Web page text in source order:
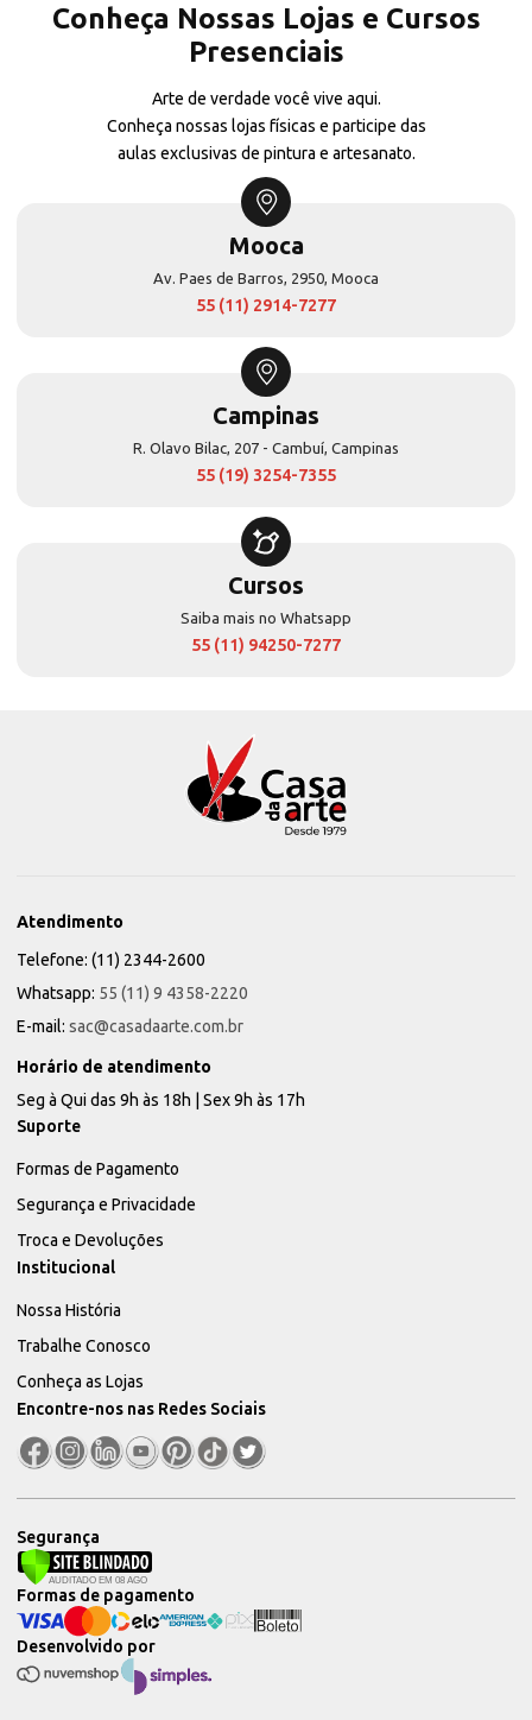
Conheça Nossas Lojas e Cursos
Presenciais
Arte de verdade você vive aqui.
Conheça nossas lojas físicas e participe das
aulas exclusivas de pintura e artesanato.
Mooca
Av. Paes de Barros, 2950, Mooca
55 (11) 2914-7277
Campinas
R. Olavo Bilac, 207 - Cambuí, Campinas
55 (19) 3254-7355
Cursos
Saiba mais no Whatsapp
55 (11) 94250-7277
Atendimento
Telefone: (11) 2344-2600
Whatsapp: 55 (11) 9 4358-2220
E-mail: sac@casadaarte.com.br
Horário de atendimento
Seg à Qui das 9h às 18h | Sex 9h às 17h
Suporte
Formas de Pagamento
Segurança e Privacidade
Troca e Devoluções
Institucional
Nossa História
Trabalhe Conosco
Conheça as Lojas
Encontre-nos nas Redes Sociais
Segurança
Desenvolvido por
Formas de pagamento